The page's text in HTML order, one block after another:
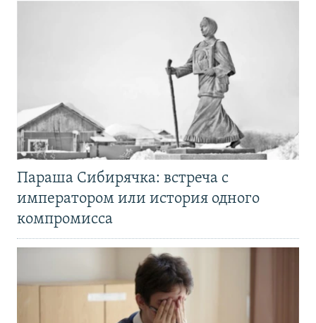
Параша Сибирячка: встреча с
императором или история одного
компромисса